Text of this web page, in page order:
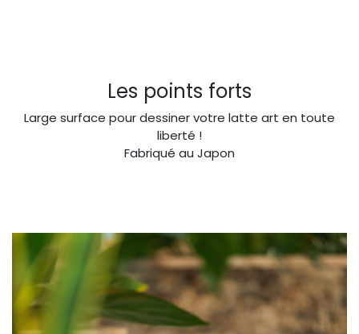
Les points forts
Large surface pour dessiner votre latte art en toute
liberté !
Fabriqué au Japon